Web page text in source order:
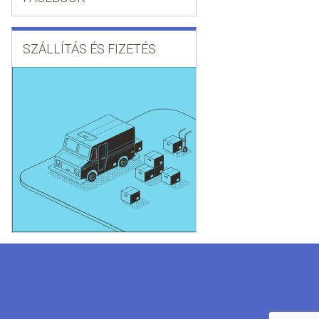
SZÁLLÍTÁS ÉS FIZETÉS